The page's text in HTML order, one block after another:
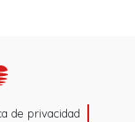
de privacidad